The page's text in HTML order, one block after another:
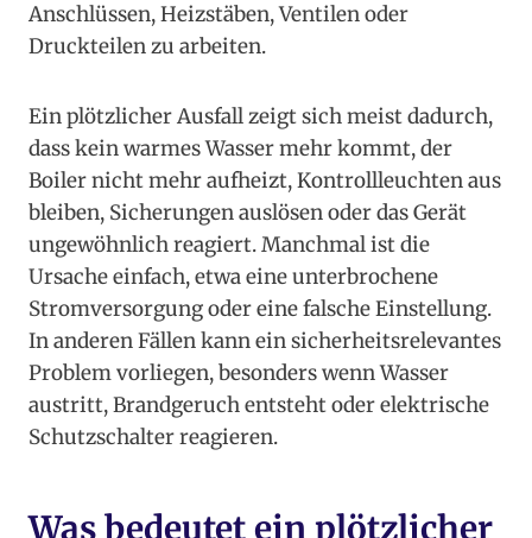
Anschlüssen, Heizstäben, Ventilen oder
Druckteilen zu arbeiten.
Ein plötzlicher Ausfall zeigt sich meist dadurch,
dass kein warmes Wasser mehr kommt, der
Boiler nicht mehr aufheizt, Kontrollleuchten aus
bleiben, Sicherungen auslösen oder das Gerät
ungewöhnlich reagiert. Manchmal ist die
Ursache einfach, etwa eine unterbrochene
Stromversorgung oder eine falsche Einstellung.
In anderen Fällen kann ein sicherheitsrelevantes
Problem vorliegen, besonders wenn Wasser
austritt, Brandgeruch entsteht oder elektrische
Schutzschalter reagieren.
Was bedeutet ein plötzlicher